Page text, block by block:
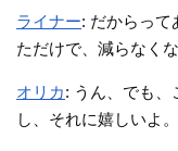
ライナー: だからって
ただけで、減らなく
オリカ: うん、でも、
し、それに嬉しいよ。